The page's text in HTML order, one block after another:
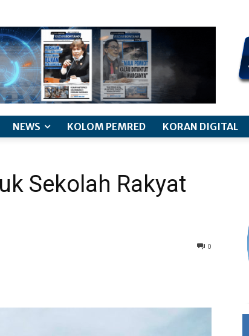
NEWS KOLOM PEMRED KORAN DIGITAL
Sekolah Rakyat
0